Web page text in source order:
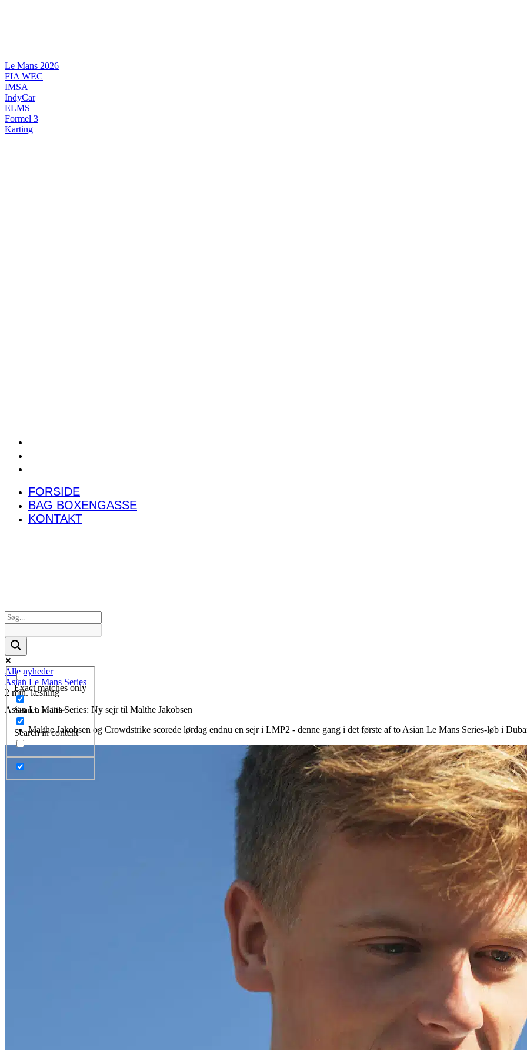
Le Mans 2026
FIA WEC
IMSA
IndyCar
ELMS
Formel 3
Karting
FORSIDE
BAG BOXENGASSE
KONTAKT
Exact matches only
Search in title
Search in content
Alle nyheder
Asian Le Mans Series
2 min. læsning
Asian Le Mans Series: Ny sejr til Malthe Jakobsen
Malthe Jakobsen og Crowdstrike scorede lørdag endnu en sejr i LMP2 - denne gang i det første af to Asian Le Mans Series-løb i